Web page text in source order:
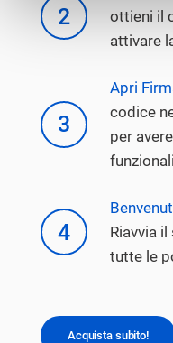
2
ottieni il
attivare
3
Apri
codice
per
4
Riavvia
tutte le
Acquista subito!